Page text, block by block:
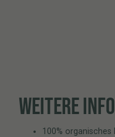
WEITERE
100% organisches